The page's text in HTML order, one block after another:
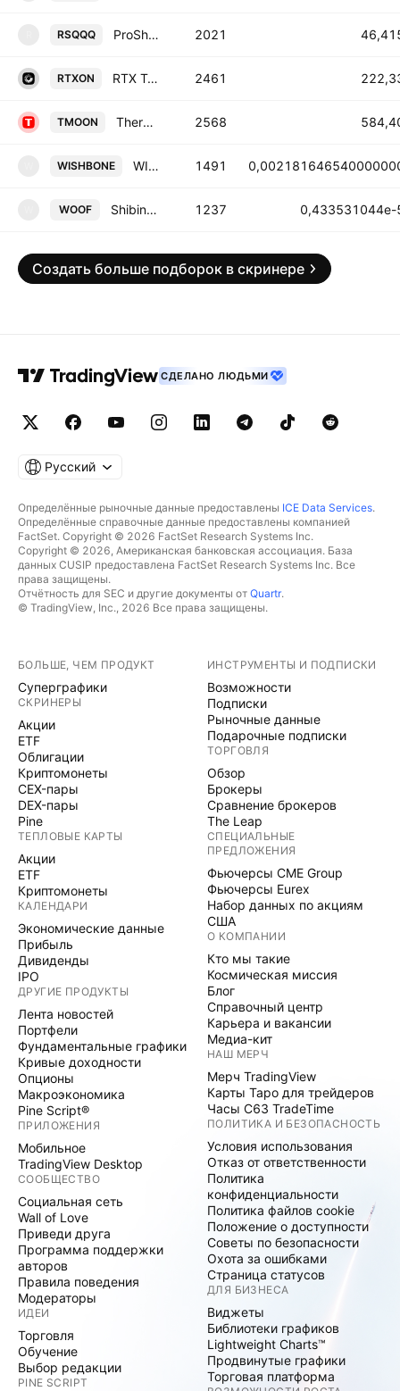
RSQQQ ProShares UltraPro Short QQQ Tokenized Stock (Reality) 2021
RTXON RTX Tokenized Stock (Ondo) 2461
TMOON Thermo Fisher Scientific Tokenized Stock (Ondo) 2568
WISHBONE WISHBONE 1491
WOOF Shibinhood 1237 0,433531044e-
Создать больше подборок в скринере
СДЕЛАНО ЛЮДЬМИ
Русский
Определённые рыночные данные предоставлены ICE Data Services.
Определённые справочные данные предоставлены компанией
FactSet. Copyright © 2026 FactSet Research Systems Inc.
Copyright © 2026, Американская банковская ассоциация. База
данных CUSIP предоставлена FactSet Research Systems Inc. Все
права защищены.
Отчётность для SEC и другие документы от Quartr.
© TradingView, Inc., 2026 Все права защищены.
БОЛЬШЕ, ЧЕМ ПРОДУКТ
Суперграфики
СКРИНЕРЫ
Акции
ETF
Облигации
Криптомонеты
CEX-пары
DEX-пары
Pine
ТЕПЛОВЫЕ КАРТЫ
Акции
ETF
Криптомонеты
КАЛЕНДАРИ
Экономические данные
Прибыль
Дивиденды
IPO
ДРУГИЕ ПРОДУКТЫ
Лента новостей
Портфели
Фундаментальные графики
Кривые доходности
Опционы
Макроэкономика
Pine Script®
ПРИЛОЖЕНИЯ
Мобильное
TradingView Desktop
СООБЩЕСТВО
Социальная сеть
Wall of Love
Приведи друга
Программа поддержки
авторов
Правила поведения
Модераторы
ИДЕИ
Торговля
Обучение
Выбор редакции
PINE SCRIPT
ИНСТРУМЕНТЫ И ПОДПИСКИ
Возможности
Подписки
Рыночные данные
Подарочные подписки
ТОРГОВЛЯ
Обзор
Брокеры
Сравнение брокеров
The Leap
СПЕЦИАЛЬНЫЕ
ПРЕДЛОЖЕНИЯ
Фьючерсы CME Group
Фьючерсы Eurex
Набор данных по акциям
США
О КОМПАНИИ
Кто мы такие
Космическая миссия
Блог
Справочный центр
Карьера и вакансии
Медиа-кит
НАШ МЕРЧ
Мерч TradingView
Карты Таро для трейдеров
Часы C63 TradeTime
ПОЛИТИКА И БЕЗОПАСНОСТЬ
Условия использования
Отказ от ответственности
Политика
конфиденциальности
Политика файлов cookie
Положение о доступности
Советы по безопасности
Охота за ошибками
Страница статусов
ДЛЯ БИЗНЕСА
Виджеты
Библиотеки графиков
Lightweight Charts™
Продвинутые графики
Торговая платформа